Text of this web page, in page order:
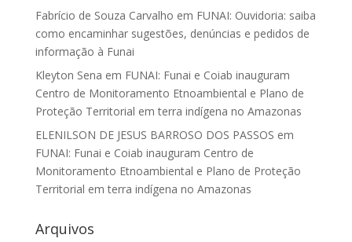
Fabrício de Souza Carvalho em FUNAI: Ouvidoria: saiba
como encaminhar sugestões, denúncias e pedidos de
informação à Funai
Kleyton Sena em FUNAI: Funai e Coiab inauguram
Centro de Monitoramento Etnoambiental e Plano de
Proteção Territorial em terra indígena no Amazonas
ELENILSON DE JESUS BARROSO DOS PASSOS em
FUNAI: Funai e Coiab inauguram Centro de
Monitoramento Etnoambiental e Plano de Proteção
Territorial em terra indígena no Amazonas
Arquivos